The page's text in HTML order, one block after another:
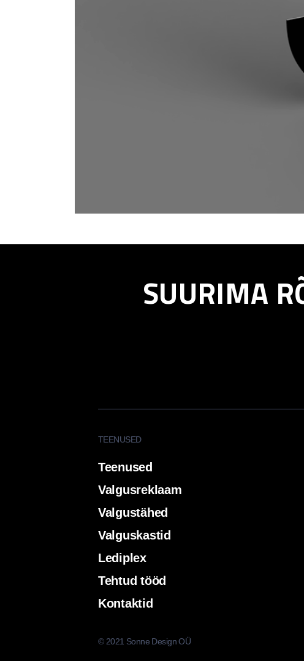
SUURIMA
TEENUSED
Teenused
Valgusreklaam
Valgustähed
Valguskastid
Lediplex
Tehtud tööd
Kontaktid
© 2021 Sonne Design OÜ